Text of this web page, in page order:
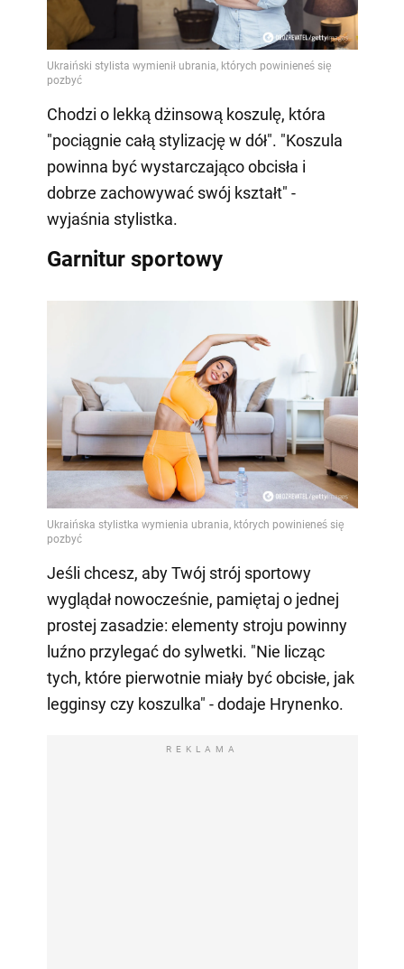
Video
Chodzi o lekką dżinsową koszulę, która
"pociągnie całą stylizację w dół". "Koszula
powinna być wystarczająco obcisła i
dobrze zachowywać swój kształt" -
wyjaśnia stylistka.
Garnitur sportowy
Jeśli chcesz, aby Twój strój sportowy
wyglądał nowocześnie, pamiętaj o jednej
prostej zasadzie: elementy stroju powinny
luźno przylegać do sylwetki. "Nie licząc
tych, które pierwotnie miały być obcisłe, jak
legginsy czy koszulka" - dodaje Hrynenko.
REKLAMA